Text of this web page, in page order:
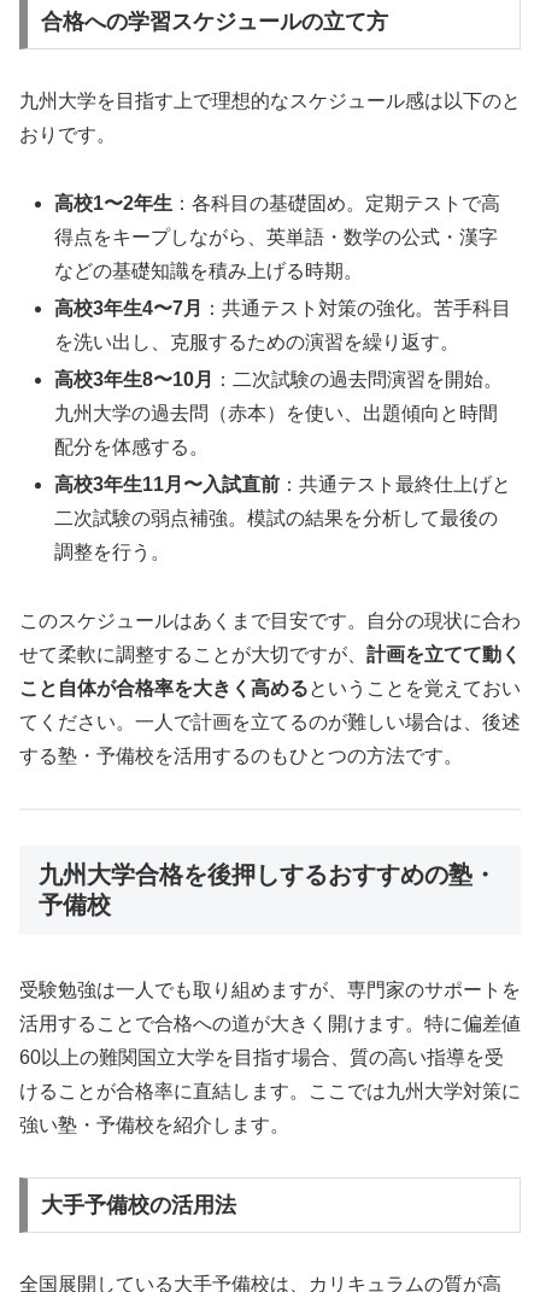
合格への学習スケジュールの立て方
九州大学を目指す上で理想的なスケジュール感は以下のと
おりです。
高校1〜2年生 ：各科目の基礎固め。定期テストで高
得点をキープしながら、英単語・数学の公式・漢字
などの基礎知識を積み上げる時期。
高校3年生4〜7月
：共通テスト対策の強化。苦手科目
を洗い出し、克服するための演習を繰り返す。
高校3年生8〜10月
：二次試験の過去問演習を開始。
九州大学の過去問（赤本）を使い、出題傾向と時間
配分を体感する。
高校3年生11月〜入試直前 ：共通テスト最終仕上げと
二次試験の弱点補強。模試の結果を分析して最後の
調整を行う。
このスケジュールはあくまで目安です。自分の現状に合わ
せて柔軟に調整することが大切ですが、 計画を立てて動く
こと自体が合格率を大きく高めるということを覚えておい
てください。一人で計画を立てるのが難しい場合は、後述
する塾・予備校を活用するのもひとつの方法です。
九州大学合格を後押しするおすすめの塾・
予備校
受験勉強は一人でも取り組めますが、専門家のサポートを
活用することで合格への道が大きく開けます。特に偏差値
60以上の難関国立大学を目指す場合、質の高い指導を受
けることが合格率に直結します。ここでは九州大学対策に
強い塾・予備校を紹介します。
大手予備校の活用法
全国展開している大手予備校は、カリキュラムの質が高